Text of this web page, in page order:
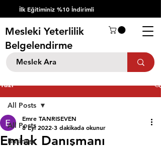
İlk Eğitiminiz %10 İndirimli
Mesleki Yeterlilik
Belgelendirme
Yazı
All Posts
Business
All Posts
Emlak Danışmanı
Emre TANRISEVEN
8 Eyl 2022 3 dakikada okunur